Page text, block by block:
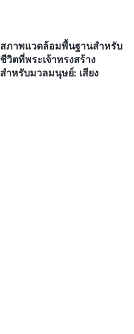
สภาพแวดล้อมพื้นฐานสำหรับ
ชีวิตที่พระเจ้าทรงสร้าง
สำหรับมวลมนุษย์: เสียง